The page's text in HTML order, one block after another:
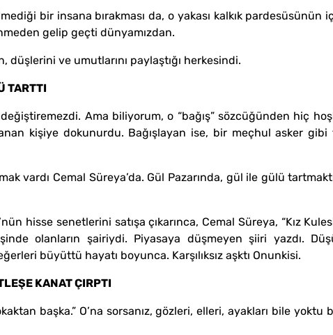
bir insana bırakması da, o yakası kalkık
gelip geçti dünyamızdan.
düşlerini ve umutlarını paylaştığı herkesindi.
TARTTI
değiştiremezdi. Ama biliyorum, o “bağış” sözcüğünden hiç
kişiye dokunurdu. Bağışlayan ise, bir meçhul asker
vardı Cemal Süreya’da. Gül Pazarında, gül ile gülü
hisse senetlerini satışa çıkarınca, Cemal Süreya, “Kız
olanların şairiydi. Piyasaya düşmeyen şiiri yazdı.
büyüttü hayatı boyunca. Karşılıksız aşktı Onunkisi.
KANAT ÇIRPTI
başka.” O’na sorsanız, gözleri, elleri, ayakları bile yoktu